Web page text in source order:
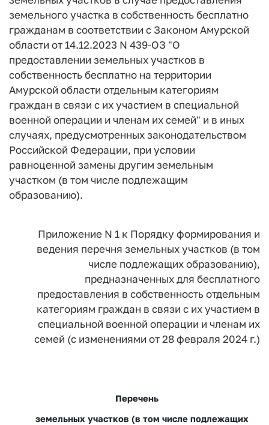
земельного участка в собственность бесплатно
гражданам в соответствии с Законом Амурской
области от 14.12.2023 N 439-ОЗ "О
предоставлении земельных участков в
собственность бесплатно на территории
Амурской области отдельным категориям
граждан в связи с их участием в специальной
военной операции и членам их семей" и в иных
случаях, предусмотренных законодательством
Российской Федерации, при условии
равноценной замены другим земельным
участком (в том числе подлежащим
образованию).
Приложение N 1 к Порядку формирования и
ведения перечня земельных участков (в том
числе подлежащих образованию),
предназначенных для бесплатного
предоставления в собственностьотдельным
категориям граждан в связи с их участием в
специальной военной операции и членам их
семей (с изменениями от 28 февраля 2024 г.)
Перечень
земельных участков (в том числе подлежащих